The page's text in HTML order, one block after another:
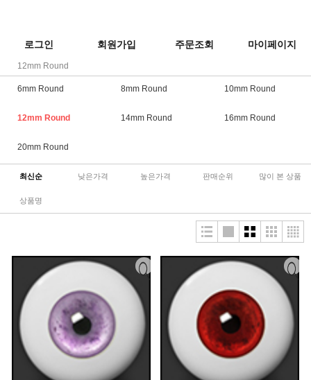
로그인 회원가입 주문조회 마이페이지
12mm Round
6mm Round 8mm Round 10mm Round
12mm Round 14mm Round 16mm Round
20mm Round
최신순 낮은가격 높은가격 판매순위 많이 본 상품
상품명